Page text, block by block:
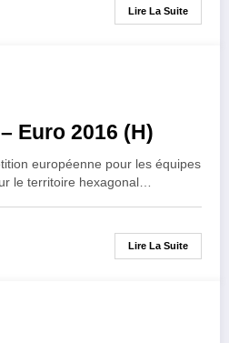
Lire La Suite
Euro 2016 (H)
européenne pour les équipes
le territoire hexagonal…
Lire La Suite